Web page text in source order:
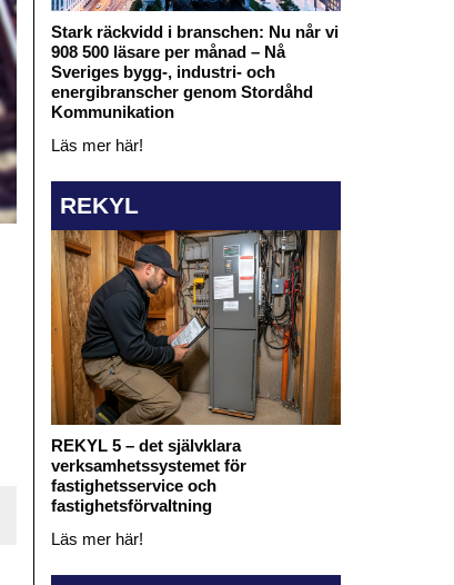
Stark räckvidd i branschen: Nu når vi
908 500 läsare per månad – Nå
Sveriges bygg-, industri- och
energibranscher genom Stordåhd
Kommunikation
Läs mer här!
REKYL
REKYL 5 – det självklara
verksamhetssystemet för
fastighetsservice och
fastighetsförvaltning
Läs mer här!